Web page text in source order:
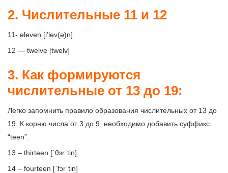
2. Числительные 11 и 12
11- eleven [i’lev(ə)n]
12 — twelve [twelv]
3. Как формируются
числительные от 13 до 19:
Легко запомнить правило образования числительных от 13 до
19. К корню числа от 3 до 9, необходимо добавить суффикс
“teen”.
13 – thirteen [ˈθɜrˈtin]
14 – fourteen [ˈfɔrˈtin]